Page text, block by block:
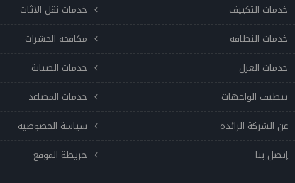
خدمات التكييف
خدمات نقل الاثاث
خدمات النظافه
مكافحة الحشرات
خدمات العزل
خدمات الصيانة
تنظيف الواجهات
خدمات المصاعد
عن الشركة الرائدة
سياسة الخصوصيه
إتصل بنا
خريطة الموقع